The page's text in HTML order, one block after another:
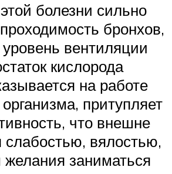
болезни сильно
бронхов,
вентиляции
кислорода
на работе
притупляет
что внешне
слабостью, вялостью,
желания заниматься